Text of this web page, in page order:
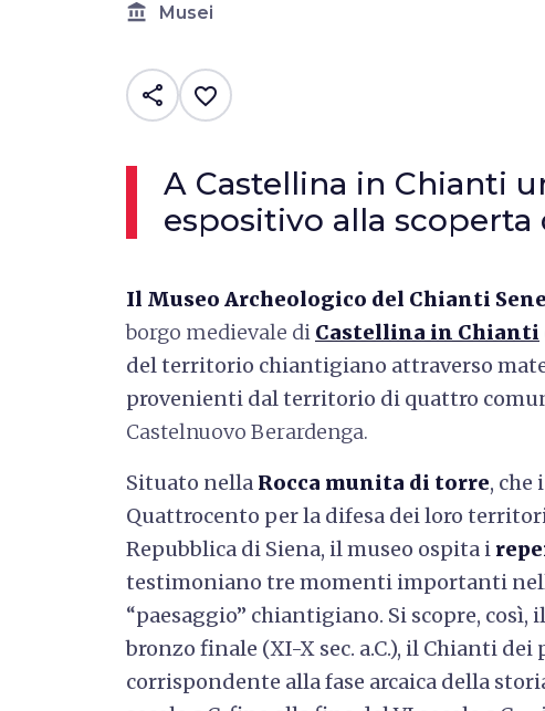
account_balance Musei
share favorite_border
A Castellina in Chianti
espositivo alla
Il Museo Archeologico del Chianti
borgo medievale di Castellina in Chianti
del territorio chiantigiano attraverso
provenienti dal territorio di quattro
Castelnuovo Berardenga.
Situato nella Rocca munita di torre,
Quattrocento per la difesa dei loro
Repubblica di Siena, il museo ospita i
testimoniano tre momenti importanti
“paesaggio” chiantigiano. Si scopre,
bronzo finale (XI-X sec. a.C.), il Chianti
corrispondente alla fase arcaica della